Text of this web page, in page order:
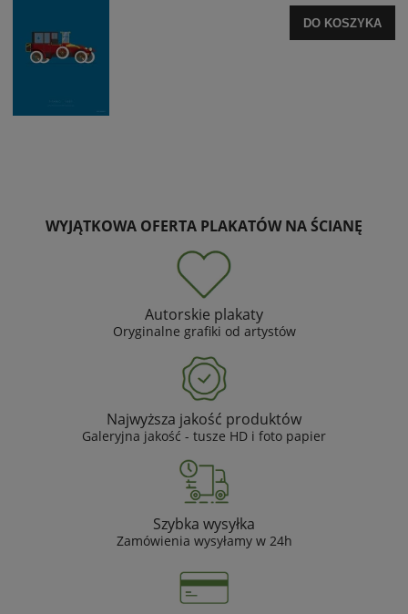
DO KOSZYKA
WYJĄTKOWA OFERTA PLAKATÓW NA ŚCIANĘ
Autorskie plakaty
Oryginalne grafiki od artystów
Najwyższa jakość produktów
Galeryjna jakość - tusze HD i foto papier
Szybka wysyłka
Zamówienia wysyłamy w 24h